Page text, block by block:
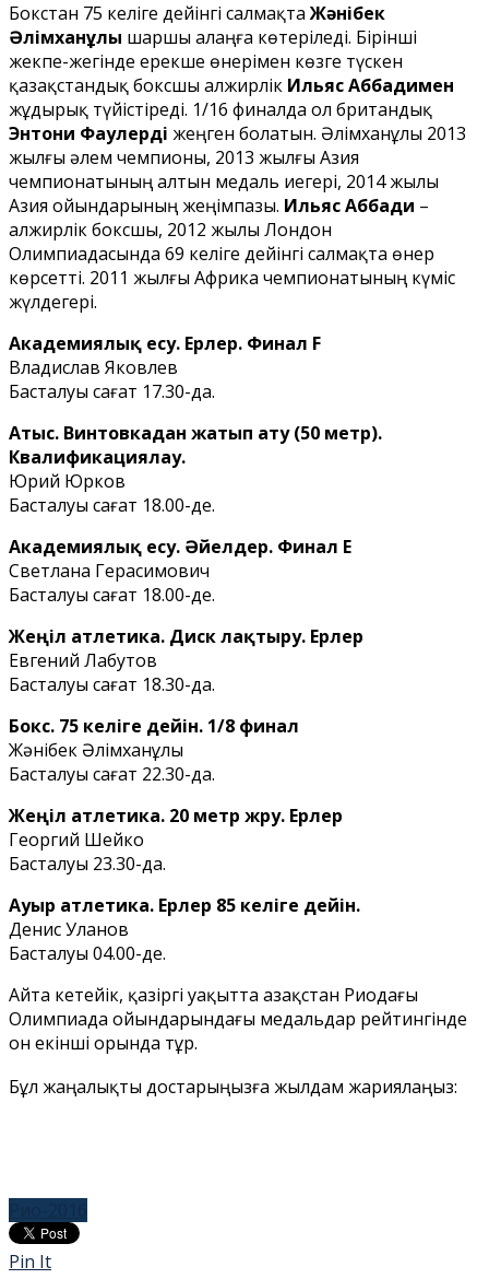
Бокстан 75 келіге дейінгі салмақтаЖәнібек
Әлімханұлы шаршы алаңға көтеріледі. Бірінші
жекпе-жегінде ерекше өнерімен көзге түскен
қазақстандық боксшы алжирлік Ильяс Аббадимен
жұдырық түйістіреді. 1/16 финалда ол британдық
Энтони Фаулерді жеңген болатын. Әлімханұлы 2013
жылғы әлем чемпионы, 2013 жылғы Азия
чемпионатының алтын медаль иегері, 2014 жылы
Азия ойындарының жеңімпазы. Ильяс Аббади –
алжирлік боксшы, 2012 жылы Лондон
Олимпиадасында 69 келіге дейінгі салмақта өнер
көрсетті. 2011 жылғы Африка чемпионатының күміс
жүлдегері.
Академиялық есу. Ерлер. Финал F
Владислав Яковлев
Басталуы сағат 17.30-да.
Атыс. Винтовкадан жатып ату (50 метр).
Квалификациялау.
Юрий Юрков
Басталуы сағат 18.00-де.
Академиялық есу. Әйелдер. Финал Е
Светлана Герасимович
Басталуы сағат 18.00-де.
Жеңіл атлетика. Диск лақтыру. Ерлер
Евгений Лабутов
Басталуы сағат 18.30-да.
Бокс. 75 келіге дейін. 1/8 финал
Жәнібек Әлімханұлы
Басталуы сағат 22.30-да.
Жеңіл атлетика. 20 метр жүру. Ерлер
Георгий Шейко
Басталуы 23.30-да.
Ауыр атлетика. Ерлер 85 келіге дейін.
Денис Уланов
Басталуы 04.00-де.
Айта кетейік, қазіргі уақытта Қазақстан Риодағы
Олимпиада ойындарындағы медальдар рейтингінде
он екінші орында тұр.
Бұл жаңалықты достарыңызға жылдам жариялаңыз:
Pin It